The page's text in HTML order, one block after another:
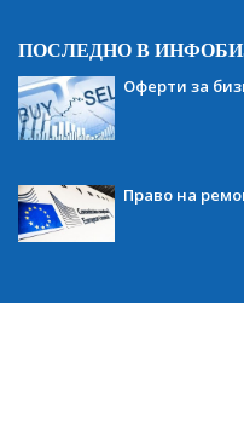
ПОСЛЕДНО В
Оферти за
Право на